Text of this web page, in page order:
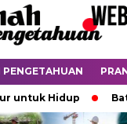
Hidup Batas